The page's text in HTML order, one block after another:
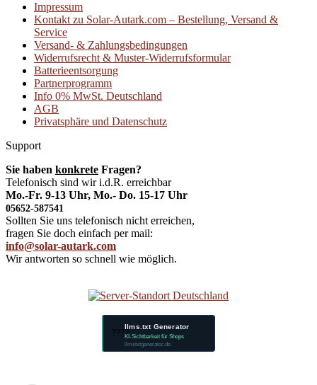
Impressum
Kontakt zu Solar-Autark.com – Bestellung, Versand &
Service
Versand- & Zahlungsbedingungen
Widerrufsrecht & Muster-Widerrufsformular
Batterieentsorgung
Partnerprogramm
Info 0% MwSt. Deutschland
AGB
Privatsphäre und Datenschutz
Support
Sie haben konkrete Fragen?
Telefonisch sind wir i.d.R. erreichbar
Mo.-Fr. 9-13 Uhr, Mo.- Do. 15-17 Uhr
05652-587541
Sollten Sie uns telefonisch nicht erreichen,
fragen Sie doch einfach per mail:
info@solar-autark.com
Wir antworten so schnell wie möglich.
????
llms.txt Generator
KI-Sichtbarkeit für Shops
llmstxtgenerator.de